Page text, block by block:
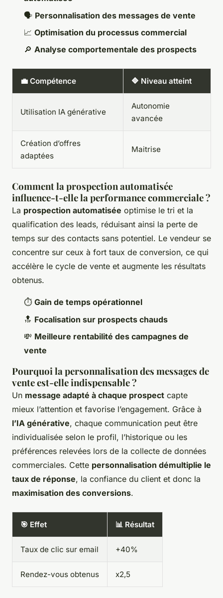
🗣️ Personnalisation des messages de vente
📈 Optimisation du processus commercial
🔎 Analyse comportementale des prospects
💼 Compétence 🔷 Niveau atteint
Utilisation IA générative
Autonomie
avancée
Création d’offres
adaptées
Maitrise
Comment la prospection automatisée
influence-t-elle la performance commerciale ?
La prospection automatisée optimise le tri et la
qualification des leads, réduisant ainsi la perte de
temps sur des contacts sans potentiel. Le vendeur se
concentre sur ceux à fort taux de conversion, ce qui
accélère le cycle de vente et augmente les résultats
obtenus.
⏱️ Gain de temps opérationnel
🔝 Focalisation sur prospects chauds
💸 Meilleure rentabilité des campagnes de
vente
Pourquoi la personnalisation des messages de
vente est-elle indispensable ?
Un message adapté à chaque prospect capte
mieux l’attention et favorise l’engagement. Grâce à
l’IA générative, chaque communication peut être
individualisée selon le profil, l’historique ou les
préférences relevées lors de la collecte de données
commerciales. Cette personnalisation démultiplie le
taux de réponse, la confiance du client et donc la
maximisation des conversions.
🎯 Effet 📊 Résultat
Taux de clic sur email +40%
Rendez-vous obtenus x2,5